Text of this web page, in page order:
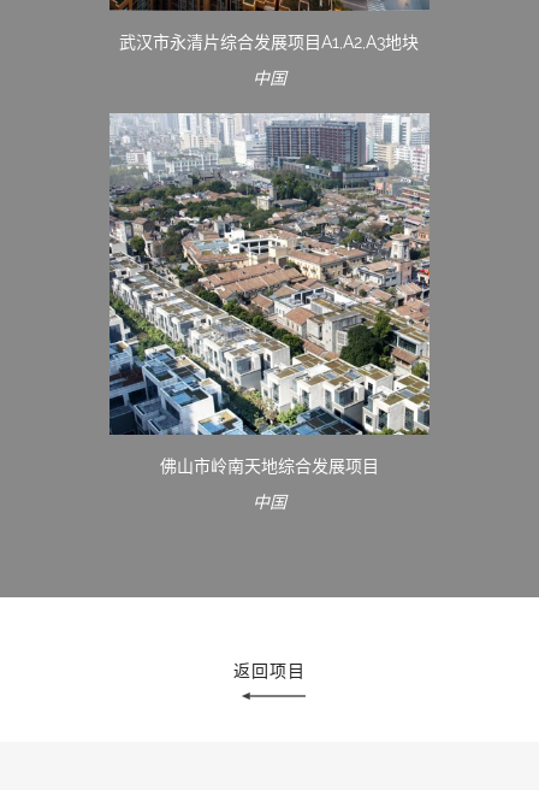
武汉市永清片综合发展项目A1,A2,A3地块
中国
佛山市岭南天地综合发展项目
中国
返回项目